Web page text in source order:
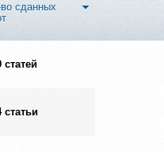
сданных
статей
статьи